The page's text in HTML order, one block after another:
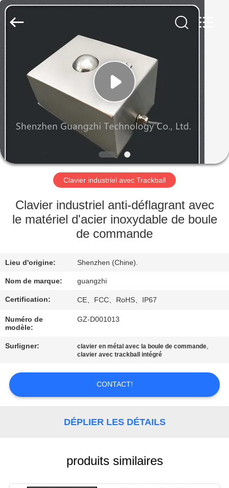
MAISON
PRODUITS
AU
SUJET
DE
NOUS
VISITE
D'USINE
DE
QUALITÉ
CONTACTEZ-
NOUS
UNE
CITATION
shenzhen
guangzhi
technology
co.,
ltd..
All
Rights
Reserved.
Developed
by
ECER
Clavier industriel avec Trackball
Clavier industriel anti-déflagrant avec
le matériel d'acier inoxydable de boule
de commande
Lieu d'origine: Shenzhen (Chine).
Nom de marque: guangzhi
Certification: CE、FCC、RoHS、IP67
Numéro de
modèle:
GZ-D001013
Surligner: clavier en métal avec la boule de commande,
clavier avec trackball intégré
CONTACT!
DÉPLIER LES DÉTAILS
produits similaires